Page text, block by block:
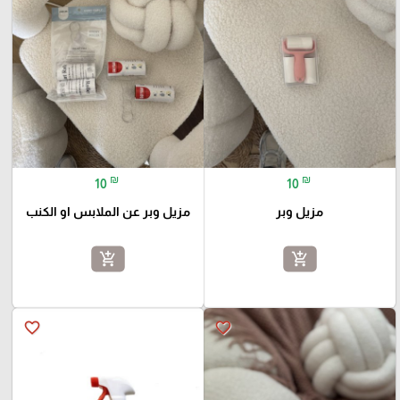
10 ₪
مزيل وبر
add_shopping_cart
10 ₪
مزيل وبر عن الملابس او الكنب
add_shopping_cart
favorite_border
favorite_border